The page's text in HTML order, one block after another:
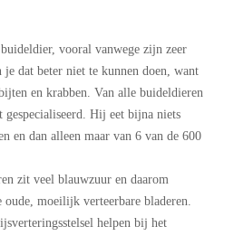
vooral vanwege zijn zeer
dat beter niet te kunnen doen, want
en krabben. Van alle buideldieren
gespecialiseerd. Hij eet bijna niets
en dan alleen maar van 6 van de 600
zit veel blauwzuur en daarom
moeilijk verteerbare bladeren.
helpen bij het